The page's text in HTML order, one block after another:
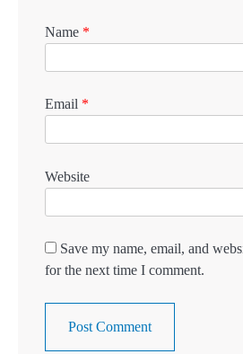
Name *
Email *
Website
Save my name, email, and
for the next time I comment.